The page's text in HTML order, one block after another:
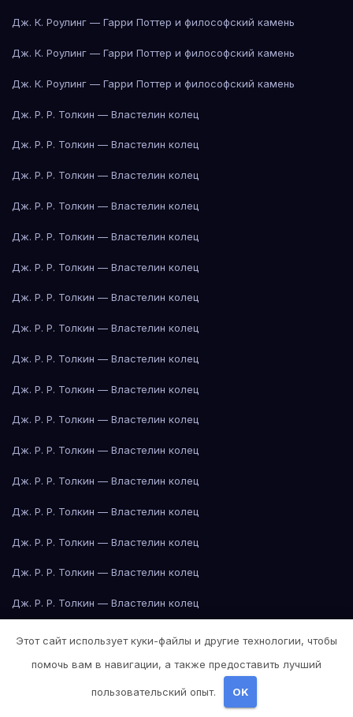
Дж. К. Роулинг — Гарри Поттер и философский камень
Дж. К. Роулинг — Гарри Поттер и философский камень
Дж. К. Роулинг — Гарри Поттер и философский камень
Дж. Р. Р. Толкин — Властелин колец
Дж. Р. Р. Толкин — Властелин колец
Дж. Р. Р. Толкин — Властелин колец
Дж. Р. Р. Толкин — Властелин колец
Дж. Р. Р. Толкин — Властелин колец
Дж. Р. Р. Толкин — Властелин колец
Дж. Р. Р. Толкин — Властелин колец
Дж. Р. Р. Толкин — Властелин колец
Дж. Р. Р. Толкин — Властелин колец
Дж. Р. Р. Толкин — Властелин колец
Дж. Р. Р. Толкин — Властелин колец
Дж. Р. Р. Толкин — Властелин колец
Дж. Р. Р. Толкин — Властелин колец
Дж. Р. Р. Толкин — Властелин колец
Дж. Р. Р. Толкин — Властелин колец
Дж. Р. Р. Толкин — Властелин колец
Дж. Р. Р. Толкин — Властелин колец
Дж. Р. Р. Толкин — Властелин колец
Джейн Остин — Гордость и предубеждение
Этот сайт использует куки-файлы и другие технологии, чтобы
помочь вам в навигации, а также предоставить лучший
пользовательский опыт. OK